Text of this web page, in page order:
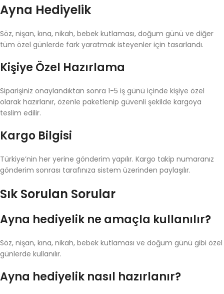
Ayna Hediyelik
Söz, nişan, kına, nikah, bebek kutlaması, doğum günü ve diğer
tüm özel günlerde fark yaratmak isteyenler için tasarlandı.
Kişiye Özel Hazırlama
Siparişiniz onaylandıktan sonra 1-5 iş günü içinde kişiye özel
olarak hazırlanır, özenle paketlenip güvenli şekilde kargoya
teslim edilir.
Kargo Bilgisi
Türkiye’nin her yerine gönderim yapılır. Kargo takip numaranız
gönderim sonrası tarafınıza sistem üzerinden paylaşılır.
Sık Sorulan Sorular
Ayna hediyelik ne amaçla kullanılır?
Söz, nişan, kına, nikah, bebek kutlaması ve doğum günü gibi özel
günlerde kullanılır.
Ayna hediyelik nasıl hazırlanır?